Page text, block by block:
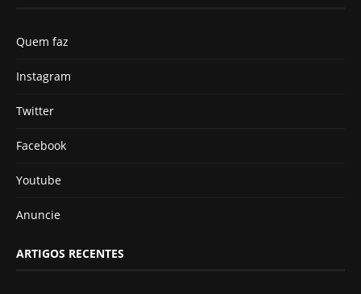
Quem faz
Instagram
Twitter
Facebook
Youtube
Anuncie
ARTIGOS RECENTES